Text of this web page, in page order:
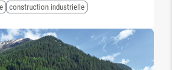
construction industrielle